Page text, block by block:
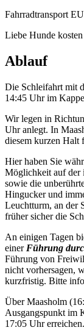
Fahrradtransport
Liebe Hunde
Ablauf
Die Schleifahrt mit
14:45 Uhr im
Wir legen in
Uhr anlegt. In
diesem kurzen Halt
Hier haben Sie
Möglichkeit auf der
sowie die
Hingucker und
Leuchtturm, an der
früher sicher die
An einigen Tagen
einer Führung
Führung von
nicht vorhersagen,
kurzfristig. Bitte
Über Maasholm
Ausgangspunkt im
17:05 Uhr erreichen.